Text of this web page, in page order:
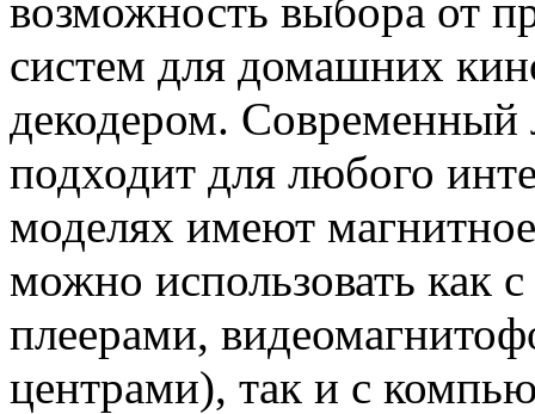
возможность выбора от
систем для домашних
декодером. Современный
подходит для любого
моделях имеют
можно использовать как
плеерами,
центрами), так и с